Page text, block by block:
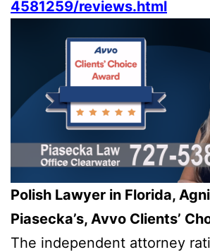
4581259/reviews.html
Polish Lawyer in Florida,
Piasecka’s, Avvo Clients’
The independent attorney